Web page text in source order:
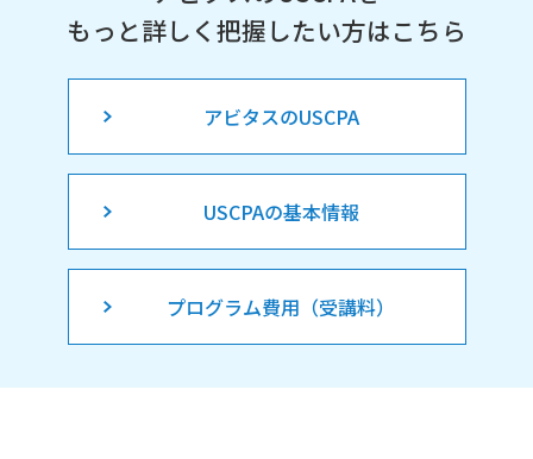
もっと詳しく把握したい方はこちら
アビタスのUSCPA
USCPAの基本情報
プログラム費用（受講料）